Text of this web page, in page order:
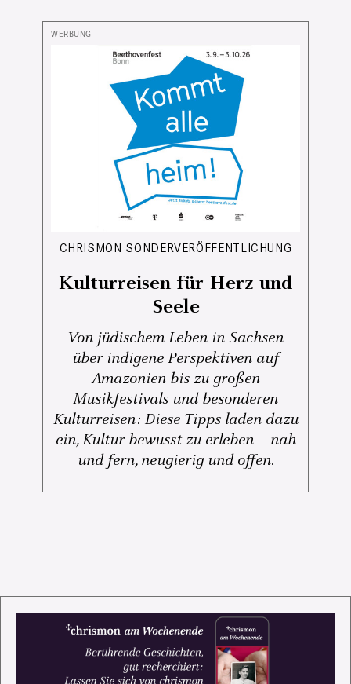
CHRISMON SONDERVERÖFFENTLICHUNG
Kulturreisen für Herz und
Seele
Von jüdischem Leben in Sachsen
über indigene Perspektiven auf
Amazonien bis zu großen
Musikfestivals und besonderen
Kulturreisen: Diese Tipps laden dazu
ein, Kultur bewusst zu erleben – nah
und fern, neugierig und offen.